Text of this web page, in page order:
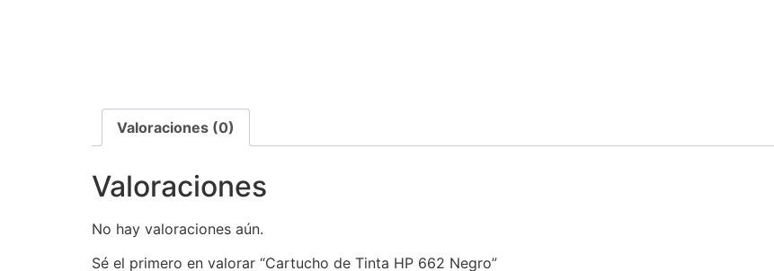
Valoraciones (0)
Valoraciones
No hay valoraciones aún.
Sé el primero en valorar “Cartucho de Tinta HP 662 Negro”